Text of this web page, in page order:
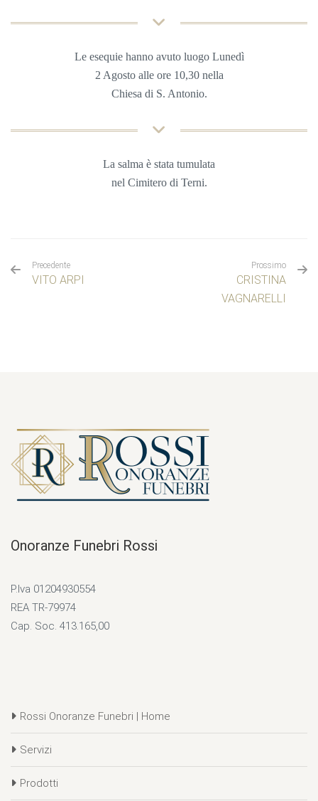
Le esequie hanno avuto luogo Lunedì
2 Agosto alle ore 10,30 nella
Chiesa di S. Antonio.
La salma è stata tumulata
nel Cimitero di Terni.
Precedente
VITO ARPI
Prossimo
CRISTINA
VAGNARELLI
Onoranze Funebri Rossi
P.Iva 01204930554
REA TR-79974
Cap. Soc. 413.165,00
Rossi Onoranze Funebri | Home
Servizi
Prodotti